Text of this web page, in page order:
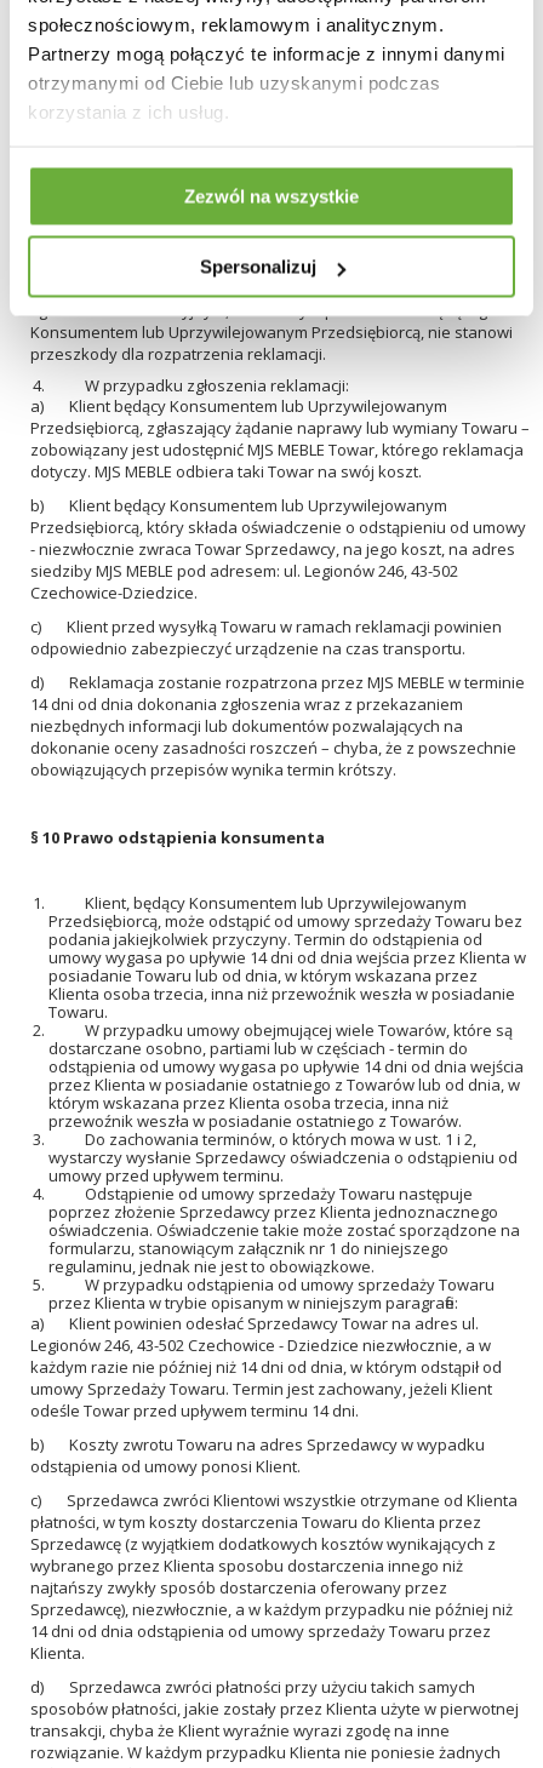
społecznościowym, reklamowym i analitycznym.
Partnerzy mogą połączyć te informacje z innymi danymi
otrzymanymi od Ciebie lub uzyskanymi podczas
korzystania z ich usług.
Zezwól na wszystkie
Spersonalizuj
w odniesieniu do towaru, którego dotyczy reklamacja,
c) opis wady lub niezgodności Towaru z umową, w tym zwłaszcza:
na czym wada/niezgodność polega, kiedy się ujawniła,
d) dokumentację fotograficzną, w tym zdjęcie etykiety
reklamowanego Towaru,
naprawa lub wymiana Towaru, obniżenie ceny, odstąpienie od
f) podstawę roszczeń Klienta (np. niezgodność Towaru z umową,
- przy czym brak któregokolwiek z powyższych elementów w
Konsumentem lub Uprzywilejowanym Przedsiębiorcą, nie stanowi
przeszkody dla rozpatrzenia reklamacji.
W przypadku zgłoszenia reklamacji:
a) Klient będący Konsumentem lub Uprzywilejowanym
Przedsiębiorcą, zgłaszający żądanie naprawy lub wymiany Towaru –
zobowiązany jest udostępnić MJS MEBLE Towar, którego reklamacja
dotyczy. MJS MEBLE odbiera taki Towar na swój koszt.
b) Klient będący Konsumentem lub Uprzywilejowanym
Przedsiębiorcą, który składa oświadczenie o odstąpieniu od umowy
- niezwłocznie zwraca Towar Sprzedawcy, na jego koszt, na adres
siedziby MJS MEBLE pod adresem: ul. Legionów 246, 43-502
Czechowice-Dziedzice.
c) Klient przed wysyłką Towaru w ramach reklamacji powinien
odpowiednio zabezpieczyć urządzenie na czas transportu.
d) Reklamacja zostanie rozpatrzona przez MJS MEBLE w terminie
14 dni od dnia dokonania zgłoszenia wraz z przekazaniem
niezbędnych informacji lub dokumentów pozwalających na
dokonanie oceny zasadności roszczeń – chyba, że z powszechnie
obowiązujących przepisów wynika termin krótszy.
§ 10 Prawo odstąpienia konsumenta
Klient, będący Konsumentem lub Uprzywilejowanym
Przedsiębiorcą, może odstąpić od umowy sprzedaży Towaru bez
podania jakiejkolwiek przyczyny. Termin do odstąpienia od
umowy wygasa po upływie 14 dni od dnia wejścia przez Klienta w
posiadanie Towaru lub od dnia, w którym wskazana przez
Klienta osoba trzecia, inna niż przewoźnik weszła w posiadanie
Towaru.
W przypadku umowy obejmującej wiele Towarów, które są
dostarczane osobno, partiami lub w częściach - termin do
odstąpienia od umowy wygasa po upływie 14 dni od dnia wejścia
przez Klienta w posiadanie ostatniego z Towarów lub od dnia, w
którym wskazana przez Klienta osoba trzecia, inna niż
przewoźnik weszła w posiadanie ostatniego z Towarów.
Do zachowania terminów, o których mowa w ust. 1 i 2,
wystarczy wysłanie Sprzedawcy oświadczenia o odstąpieniu od
umowy przed upływem terminu.
Odstąpienie od umowy sprzedaży Towaru następuje
poprzez złożenie Sprzedawcy przez Klienta jednoznacznego
oświadczenia. Oświadczenie takie może zostać sporządzone na
formularzu, stanowiącym załącznik nr 1 do niniejszego
regulaminu, jednak nie jest to obowiązkowe.
W przypadku odstąpienia od umowy sprzedaży Towaru
przez Klienta w trybie opisanym w niniejszym paragrafie:
a) Klient powinien odesłać Sprzedawcy Towar na adres ul.
Legionów 246, 43-502 Czechowice - Dziedzice niezwłocznie, a w
każdym razie nie później niż 14 dni od dnia, w którym odstąpił od
umowy Sprzedaży Towaru. Termin jest zachowany, jeżeli Klient
odeśle Towar przed upływem terminu 14 dni.
b) Koszty zwrotu Towaru na adres Sprzedawcy w wypadku
odstąpienia od umowy ponosi Klient.
c) Sprzedawca zwróci Klientowi wszystkie otrzymane od Klienta
płatności, w tym koszty dostarczenia Towaru do Klienta przez
Sprzedawcę (z wyjątkiem dodatkowych kosztów wynikających z
wybranego przez Klienta sposobu dostarczenia innego niż
najtańszy zwykły sposób dostarczenia oferowany przez
Sprzedawcę), niezwłocznie, a w każdym przypadku nie później niż
14 dni od dnia odstąpienia od umowy sprzedaży Towaru przez
Klienta.
d) Sprzedawca zwróci płatności przy użyciu takich samych
sposobów płatności, jakie zostały przez Klienta użyte w pierwotnej
transakcji, chyba że Klient wyraźnie wyrazi zgodę na inne
rozwiązanie. W każdym przypadku Klienta nie poniesie żadnych